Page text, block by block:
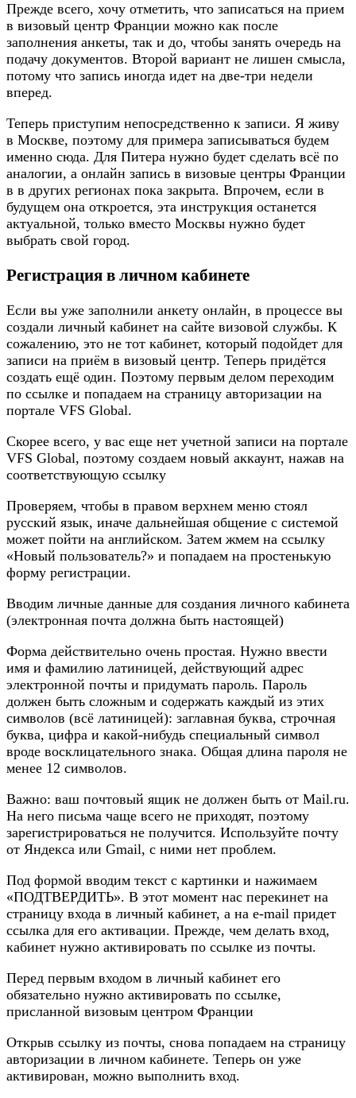
Прежде всего, хочу отметить, что записаться на прием
в визовый центр Франции можно как после
заполнения анкеты, так и до, чтобы занять очередь на
подачу документов. Второй вариант не лишен смысла,
потому что запись иногда идет на две-три недели
вперед.
Теперь приступим непосредственно к записи. Я живу
в Москве, поэтому для примера записываться будем
именно сюда. Для Питера нужно будет сделать всё по
аналогии, а онлайн запись в визовые центры Франции
в в других регионах пока закрыта. Впрочем, если в
будущем она откроется, эта инструкция останется
актуальной, только вместо Москвы нужно будет
выбрать свой город.
Регистрация в личном кабинете
Если вы уже заполнили анкету онлайн, в процессе вы
создали личный кабинет на сайте визовой службы. К
сожалению, это не тот кабинет, который подойдет для
записи на приём в визовый центр. Теперь придётся
создать ещё один. Поэтому первым делом переходим
по ссылке и попадаем на страницу авторизации на
портале VFS Global.
Скорее всего, у вас еще нет учетной записи на портале
VFS Global, поэтому создаем новый аккаунт, нажав на
соответствующую ссылку
Проверяем, чтобы в правом верхнем меню стоял
русский язык, иначе дальнейшая общение с системой
может пойти на английском. Затем жмем на ссылку
«Новый пользователь?» и попадаем на простенькую
форму регистрации.
Вводим личные данные для создания личного кабинета
(электронная почта должна быть настоящей)
Форма действительно очень простая. Нужно ввести
имя и фамилию латиницей, действующий адрес
электронной почты и придумать пароль. Пароль
должен быть сложным и содержать каждый из этих
символов (всё латиницей): заглавная буква, строчная
буква, цифра и какой-нибудь специальный символ
вроде восклицательного знака. Общая длина пароля не
менее 12 символов.
Важно: ваш почтовый ящик не должен быть от Mail.ru.
На него письма чаще всего не приходят, поэтому
зарегистрироваться не получится. Используйте почту
от Яндекса или Gmail, с ними нет проблем.
Под формой вводим текст с картинки и нажимаем
«ПОДТВЕРДИТЬ». В этот момент нас перекинет на
страницу входа в личный кабинет, а на e-mail придет
ссылка для его активации. Прежде, чем делать вход,
кабинет нужно активировать по ссылке из почты.
Перед первым входом в личный кабинет его
обязательно нужно активировать по ссылке,
присланной визовым центром Франции
Открыв ссылку из почты, снова попадаем на страницу
авторизации в личном кабинете. Теперь он уже
активирован, можно выполнить вход.